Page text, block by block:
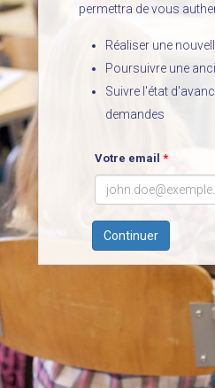
permettra de vous
Réaliser une
Poursuivre une
Suivre l'état
demandes
Votre email *
Continuer